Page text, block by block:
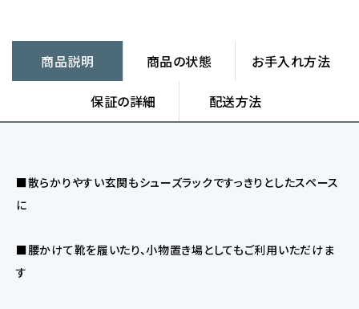
商品説明 商品の状態 お手入れ方法
保証の詳細 配送方法
■散らかりやすい玄関もシューズラックですっきりとしたスペース
に
■腰かけて靴を履いたり、小物置き場としてもご利用いただけま
す